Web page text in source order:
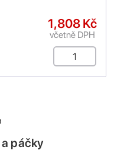
1,808 Kč
včetně DPH
páčky